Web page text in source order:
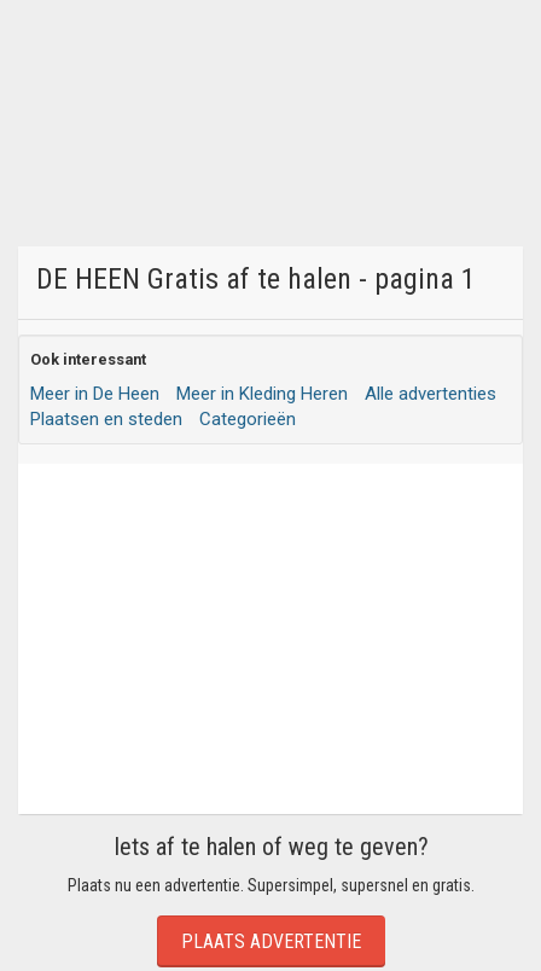
DE HEEN Gratis af te halen - pagina 1
Ook interessant
Meer in De Heen Meer in Kleding Heren
Alle advertenties
Plaatsen en steden
Categorieën
Iets af te halen of weg te geven?
Plaats nu een advertentie. Supersimpel, supersnel en gratis.
PLAATS ADVERTENTIE